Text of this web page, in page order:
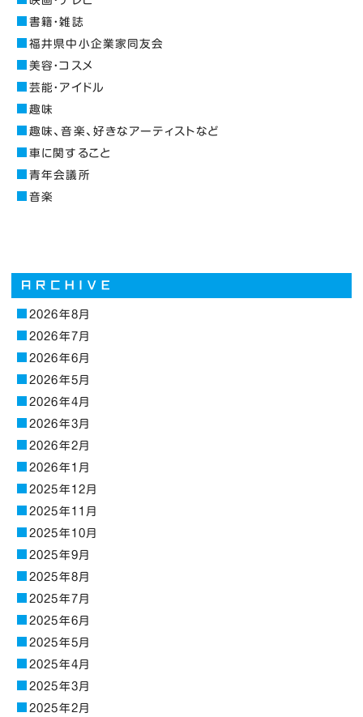
書籍・雑誌
福井県中小企業家同友会
美容・コスメ
芸能・アイドル
趣味
趣味、音楽、好きなアーティストなど
車に関すること
青年会議所
音楽
2026年8月
2026年7月
2026年6月
2026年5月
2026年4月
2026年3月
2026年2月
2026年1月
2025年12月
2025年11月
2025年10月
2025年9月
2025年8月
2025年7月
2025年6月
2025年5月
2025年4月
2025年3月
2025年2月